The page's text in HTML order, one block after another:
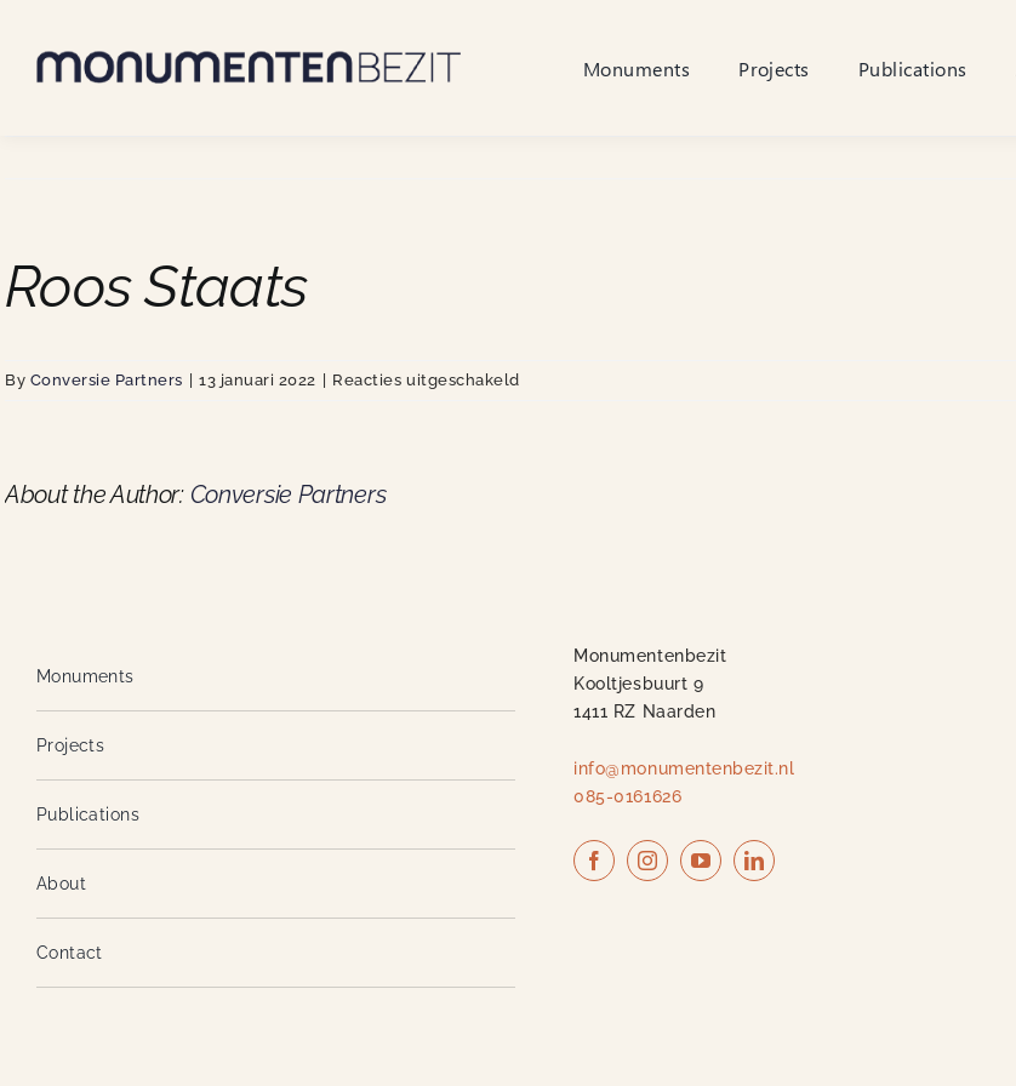
content
Monuments Projects Publications
Roos Staats
By Conversie Partners 13 januari 2022 Reacties uitgeschakeldvoor
About the Author: Conversie Partners
Monuments
Projects
Publications
About
Contact
Monumentenbezit
Kooltjesbuurt 9
1411 RZ Naarden
info@monumentenbezit.nl
085-0161626